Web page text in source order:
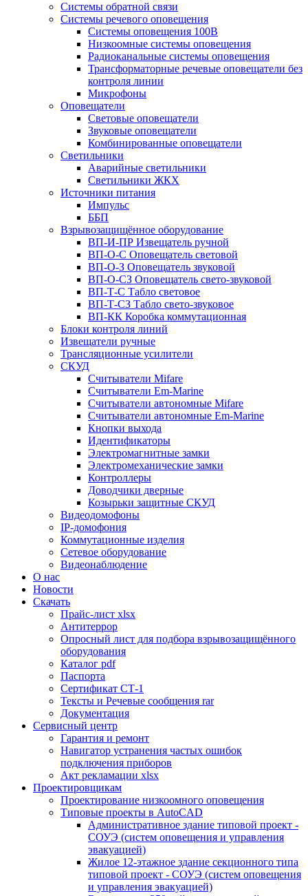
Системы обратной связи
Системы речевого оповещения
Системы оповещения 100В
Низкоомные системы оповещения
Радиоканальные системы оповещения
Трансформаторные речевые оповещатели без
контроля линии
Микрофоны
Оповещатели
Световые оповещатели
Звуковые оповещатели
Комбинированные оповещатели
Светильники
Аварийные светильники
Светильники ЖКХ
Источники питания
Импульс
ББП
Взрывозащищённое оборудование
ВП-И-ПР Извещатель ручной
ВП-О-С Оповещатель световой
ВП-О-З Оповещатель звуковой
ВП-О-СЗ Оповещатель свето-звуковой
ВП-Т-С Табло световое
ВП-Т-СЗ Табло свето-звуковое
ВП-КК Коробка коммутационная
Блоки контроля линий
Извещатели ручные
Трансляционные усилители
СКУД
Считыватели Mifare
Считыватели Еm-Marine
Считыватели автономные Mifare
Считыватели автономные Em-Marine
Кнопки выхода
Идентификаторы
Электромагнитные замки
Электромеханические замки
Контроллеры
Доводчики дверные
Козырьки защитные СКУД
Видеодомофоны
IP-домофония
Коммутационные изделия
Сетевое оборудование
Видеонаблюдение
О нас
Новости
Скачать
Прайс-лист xlsx
Антитеррор
Опросный лист для подбора взрывозащищённого
оборудования
Каталог pdf
Паспорта
Сертификат СТ-1
Тексты и Речевые сообщения rar
Документация
Сервисный центр
Гарантия и ремонт
Навигатор устранения частых ошибок
подключения приборов
Акт рекламации xlsx
Проектировщикам
Проектирование низкоомного оповещения
Типовые проекты в AutoCAD
Административное здание типовой проект -
СОУЭ (систем оповещения и управления
эвакуацией)
Жилое 12-этажное здание секционного типа
типовой проект - СОУЭ (систем оповещения
и управления эвакуацией)